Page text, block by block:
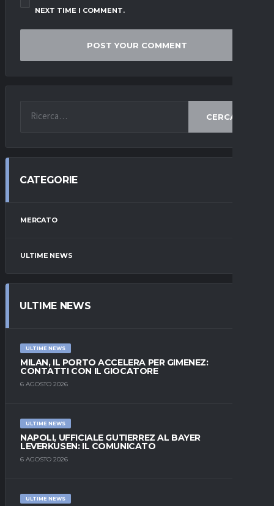
NEXT TIME I COMMENT.
CERCA
CATEGORIE
MERCATO
ULTIME NEWS
ULTIME NEWS
ULTIME NEWS
MILAN, IL PORTO ACCELERA PER GIMENEZ:
CONTATTI CON IL GIOCATORE
6 AGOSTO 2026
ULTIME NEWS
NAPOLI, UFFICIALE GUTIERREZ AL BAYER
LEVERKUSEN: IL COMUNICATO
6 AGOSTO 2026
ULTIME NEWS